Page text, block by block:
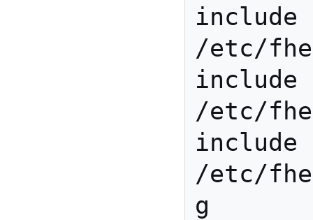
include
/etc/
include
/etc/
include
/etc/
g